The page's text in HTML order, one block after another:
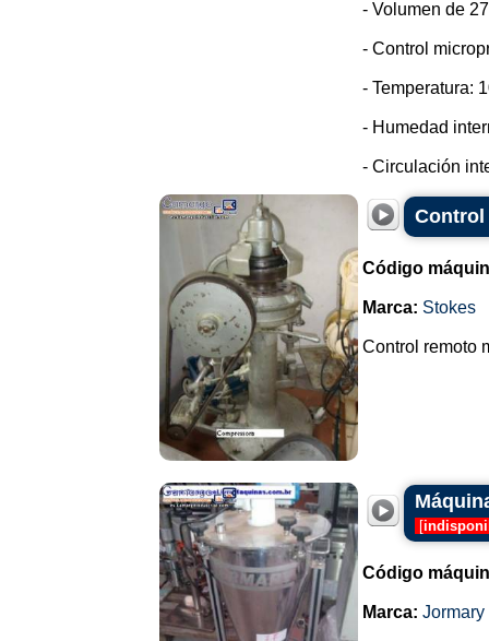
- Volumen de
- Control
- Temperatura:
- Humedad
- Circulación
Control
Código
Marca: Stokes
Control remoto
[
Código
Marca: Jormary